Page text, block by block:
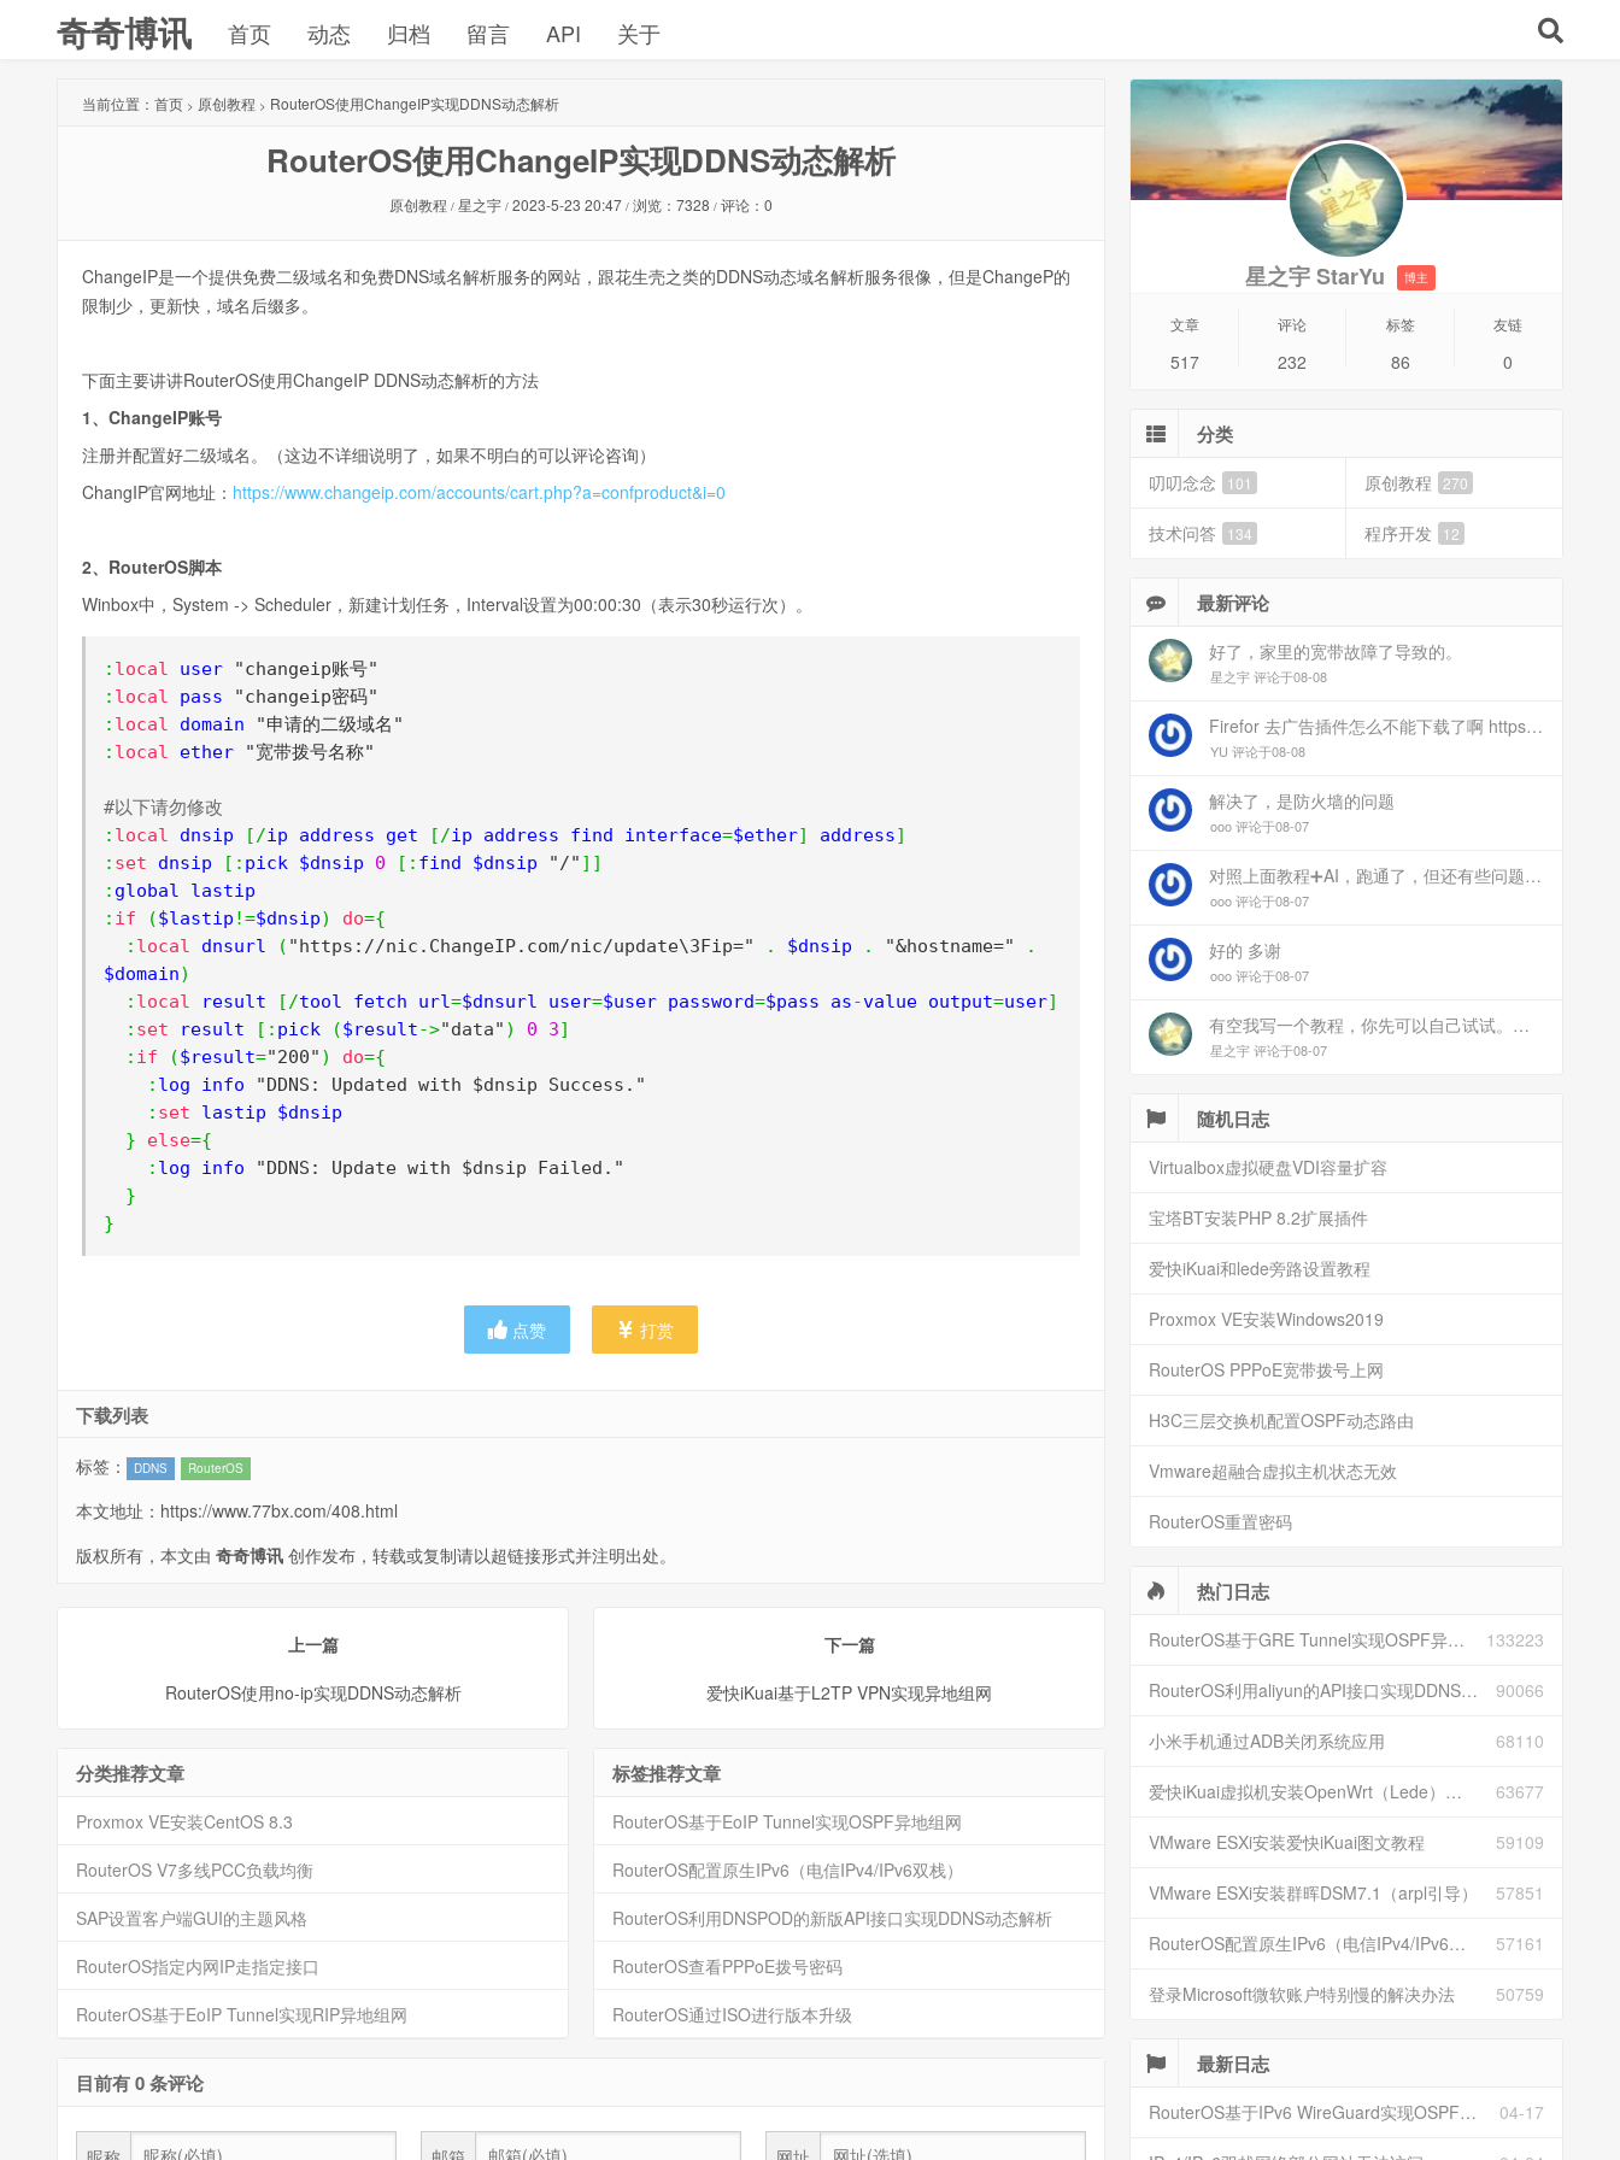
奇奇博讯 首页 动态 归档 留言 API 关于
当前位置： 首页 > 原创教程 > RouterOS使用ChangeIP实现DDNS动态解析
RouterOS使用ChangeIP实现DDNS动态解析
原创教程 / 星之宇 / 2023-5-23 20:47 / 浏览：7328 / 评论：0
ChangeIP是一个提供免费二级域名和免费DNS域名解析服务的网站，跟花生壳之类的DDNS动态域名解析服务很像，但是ChangeP的
限制少，更新快，域名后缀多。
下面主要讲讲RouterOS使用ChangeIP DDNS动态解析的方法
1、ChangeIP账号
注册并配置好二级域名。（这边不详细说明了，如果不明白的可以评论咨询）
ChangIP官网地址： https://www.changeip.com/accounts/cart.php?a=confproduct&i=0
2、RouterOS脚本
Winbox中，System -> Scheduler，新建计划任务，Interval设置为00:00:30（表示30秒运行次）。
: local user "changeip账号"
: local pass "changeip密码"
: local domain "申请的二级域名"
: local ether "宽带拨号名称"
#以下请勿修改
: local dnsip [/ip address get [/ip address find interface=$ether] address]
: set dnsip [: pick $dnsip 0 [: find $dnsip "/" ]]
:
: if ($lastip !=$dnsip) do={
: local dnsurl ( "https://nic.ChangeIP.com/nic/update\3Fip=" . $dnsip . "&hostname="
.
$domain)
: local result [/tool fetch url=$dnsurl user=$user password=$pass as-value output=user]
: set result [: pick ($result->"data" ) 0 3]
: if ($result="200" ) do={
: log info "DDNS: Updated with $dnsip Success."
: set lastip $dnsip
}
else={
: log info "DDNS: Update with $dnsip Failed."
}
}
点赞 打赏
下载列表
标签： DDNS RouterOS
本文地址： https://www.77bx.com/408.html
版权所有，本文由 奇奇博讯 创作发布，转载或复制请以超链接形式并注明出处。
上一篇
RouterOS使用no-ip实现DDNS动态解析
下一篇
爱快iKuai基于L2TP VPN实现异地组网
分类推荐文章
Proxmox VE安装CentOS 8.3
RouterOS V7多线PCC负载均衡
SAP设置客户端GUI的主题风格
RouterOS指定内网IP走指定接口
RouterOS基于EoIP Tunnel实现RIP异地组网
标签推荐文章
RouterOS基于EoIP Tunnel实现OSPF异地组网
RouterOS配置原生IPv6（电信IPv4/IPv6双栈）
RouterOS利用DNSPOD的新版API接口实现DDNS动态解析
RouterOS查看PPPoE拨号密码
RouterOS通过ISO进行版本升级
目前有 0 条评论
星之宇 StarYu 博主
文章
517
评论
232
标签
86
友链
0
分类
叨叨念念 101 原创教程 270
技术问答 134 程序开发 12
最新评论
好了，家里的宽带故障了导致的。
星之宇 评论于08-08
Firefor 去广告插件怎么不能下载了啊 https://www.77bx.com/312.html
YU 评论于08-08
解决了，是防火墙的问题
ooo 评论于08-07
对照上面教程➕AI，跑通了，但还有些问题：手机连上vpn后，部分家里内网的服务能访问（内网的Debian服务器可以），部分不能(routeros网页），不知道问题出在哪
ooo 评论于08-07
好的 多谢
ooo 评论于08-07
有空我写一个教程，你先可以自己试试。目前来说ipv6应该没问题的。
星之宇 评论于08-07
随机日志
Virtualbox虚拟硬盘VDI容量扩容
宝塔BT安装PHP 8.2扩展插件
爱快iKuai和lede旁路设置教程
Proxmox VE安装Windows2019
RouterOS PPPoE宽带拨号上网
H3C三层交换机配置OSPF动态路由
Vmware超融合虚拟主机状态无效
RouterOS重置密码
热门日志
133223
RouterOS基于GRE Tunnel实现OSPF异地组网
90066
RouterOS利用aliyun的API接口实现DDNS动态解析
68110
小米手机通过ADB关闭系统应用
63677
爱快iKuai虚拟机安装OpenWrt（Lede）并配置
59109
VMware ESXi安装爱快iKuai图文教程
57851
VMware ESXi安装群晖DSM7.1（arpl引导）
57161
RouterOS配置原生IPv6（电信IPv4/IPv6双栈）
50759
登录Microsoft微软账户特别慢的解决办法
最新日志
04-17
RouterOS基于IPv6 WireGuard实现OSPF异地组网